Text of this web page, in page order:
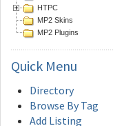
HTPC
MP2 Skins
MP2 Plugins
Quick Menu
Directory
Browse By Tag
Add Listing